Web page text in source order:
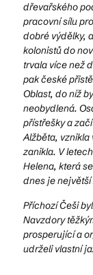
dřevařského
pracovní sílu
dobré výdělky,
kolonistů do
trvala více než
pak české
Oblast, do níž
neobydlená.
přístřešky a
Alžběta, vznikla
zanikla. V
Helena, která
dnes je
Příchozí Češi
Navzdory
prosperující a
udrželi vlastní